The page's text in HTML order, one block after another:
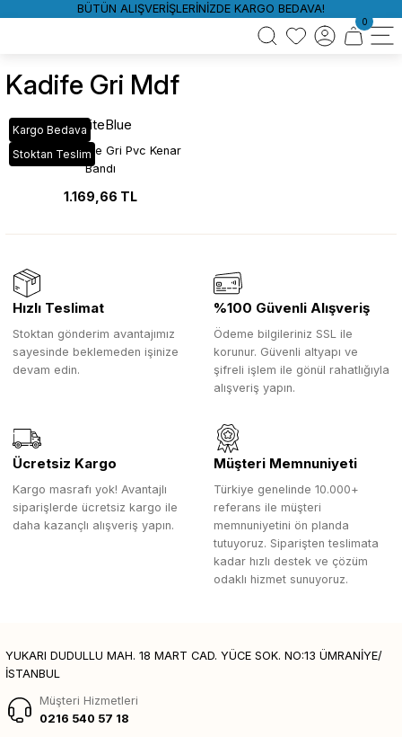
BÜTÜN ALIŞVERİŞLERİNİZDE KARGO BEDAVA!
0
Kadife Gri Mdf
Kargo Bedava
Stoktan Teslim
WhiteBlue
YT_26D Kadife Gri Pvc Kenar
Bandı
1.169,66 TL
Hızlı Teslimat
Stoktan gönderim avantajımız
sayesinde beklemeden işinize
devam edin.
%100 Güvenli Alışveriş
Ödeme bilgileriniz SSL ile
korunur. Güvenli altyapı ve
şifreli işlem ile gönül rahatlığıyla
alışveriş yapın.
Ücretsiz Kargo
Kargo masrafı yok! Avantajlı
siparişlerde ücretsiz kargo ile
daha kazançlı alışveriş yapın.
Müşteri Memnuniyeti
Türkiye genelinde 10.000+
referans ile müşteri
memnuniyetini ön planda
tutuyoruz. Siparişten teslimata
kadar hızlı destek ve çözüm
odaklı hizmet sunuyoruz.
YUKARI DUDULLU MAH. 18 MART CAD. YÜCE SOK. NO:13 ÜMRANİYE/
İSTANBUL
Müşteri Hizmetleri
0216 540 57 18